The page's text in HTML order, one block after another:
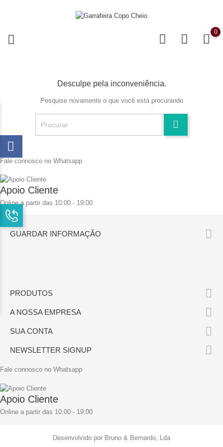
0
Desculpe pela inconveniência.
Pesquise novamente o que você está procurando
Fale connosco no Whatsapp
Apoio Cliente
Online a partir das 10:00 - 19:00
GUARDAR INFORMAÇÃO 
PRODUTOS 
A NOSSA EMPRESA 
SUA CONTA 
NEWSLETTER SIGNUP 
Fale connosco no Whatsapp
Apoio Cliente
Online a partir das 10:00 - 19:00
Desenvolvido por Bruno & Bernardo, Lda